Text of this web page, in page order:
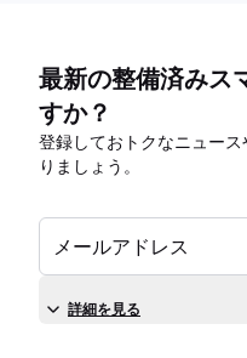
最新の整備済みス
すか？
登録しておトクなニュー
りましょう。
メールアドレス
詳細を見る